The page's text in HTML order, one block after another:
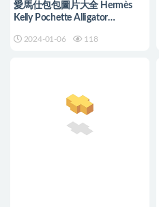
愛馬仕包包圖片大全 Hermès
Kelly Pochette Alligator
2024-01-06 118